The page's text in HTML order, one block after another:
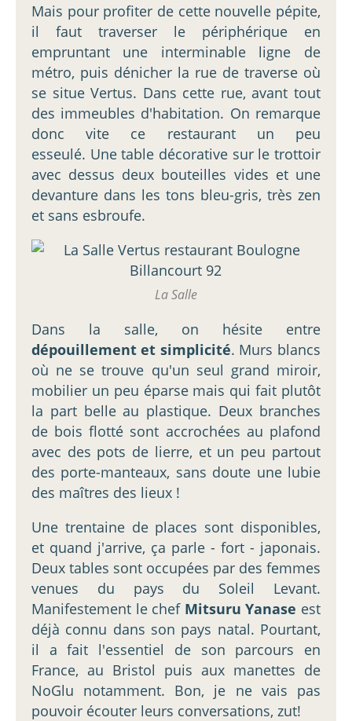
Mais pour profiter de cette nouvelle pépite,
il faut traverser le périphérique en
empruntant une interminable ligne de
métro, puis dénicher la rue de traverse où
se situe Vertus. Dans cette rue, avant tout
des immeubles d'habitation. On remarque
donc vite ce restaurant un peu
esseulé. Une table décorative sur le trottoir
avec dessus deux bouteilles vides et une
devanture dans les tons bleu-gris, très zen
et sans esbroufe.
La Salle
Dans la salle, on hésite entre
dépouillement et simplicité. Murs blancs
où ne se trouve qu'un seul grand miroir,
mobilier un peu éparse mais qui fait plutôt
la part belle au plastique. Deux branches
de bois flotté sont accrochées au plafond
avec des pots de lierre, et un peu partout
des porte-manteaux, sans doute une lubie
des maîtres des lieux !
Une trentaine de places sont disponibles,
et quand j'arrive, ça parle - fort - japonais.
Deux tables sont occupées par des femmes
venues du pays du Soleil Levant.
Manifestement le chef Mitsuru Yanase est
déjà connu dans son pays natal. Pourtant,
il a fait l'essentiel de son parcours en
France, au Bristol puis aux manettes de
NoGlu notamment. Bon, je ne vais pas
pouvoir écouter leurs conversations, zut!